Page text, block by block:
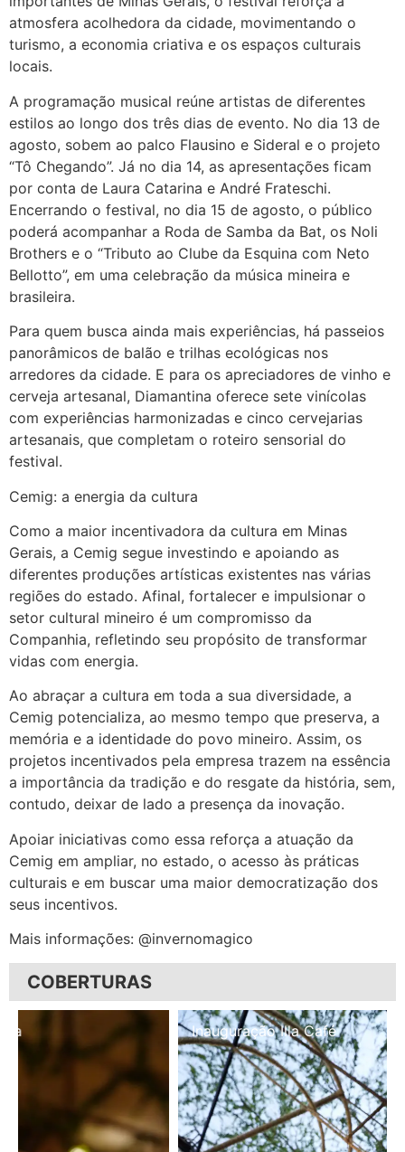
atmosfera acolhedora da cidade, movimentando o
turismo, a economia criativa e os espaços culturais
locais.
A programação musical reúne artistas de diferentes
estilos ao longo dos três dias de evento. No dia 13 de
agosto, sobem ao palco Flausino e Sideral e o projeto
“Tô Chegando”. Já no dia 14, as apresentações ficam
por conta de Laura Catarina e André Frateschi.
Encerrando o festival, no dia 15 de agosto, o público
poderá acompanhar a Roda de Samba da Bat, os Noli
Brothers e o “Tributo ao Clube da Esquina com Neto
Bellotto”, em uma celebração da música mineira e
brasileira.
Para quem busca ainda mais experiências, há passeios
panorâmicos de balão e trilhas ecológicas nos
arredores da cidade. E para os apreciadores de vinho e
cerveja artesanal, Diamantina oferece sete vinícolas
com experiências harmonizadas e cinco cervejarias
artesanais, que completam o roteiro sensorial do
festival.
Cemig: a energia da cultura
Como a maior incentivadora da cultura em Minas
Gerais, a Cemig segue investindo e apoiando as
diferentes produções artísticas existentes nas várias
regiões do estado. Afinal, fortalecer e impulsionar o
setor cultural mineiro é um compromisso da
Companhia, refletindo seu propósito de transformar
vidas com energia.
Ao abraçar a cultura em toda a sua diversidade, a
Cemig potencializa, ao mesmo tempo que preserva, a
memória e a identidade do povo mineiro. Assim, os
projetos incentivados pela empresa trazem na essência
a importância da tradição e do resgate da história, sem,
contudo, deixar de lado a presença da inovação.
Apoiar iniciativas como essa reforça a atuação da
Cemig em ampliar, no estado, o acesso às práticas
culturais e em buscar uma maior democratização dos
seus incentivos.
Mais informações: @invernomagico
COBERTURAS
Inauguração Illa Café